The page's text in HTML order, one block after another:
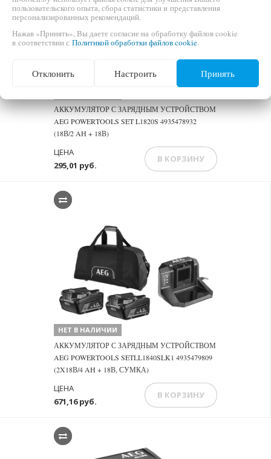
АККУМУЛЯТОР С ЗАРЯДНЫМ УСТРОЙСТВОМ
AEG POWERTOOLS SET L1820S 4935478932
(18В/2 AH + 18В)
295,01 руб.
ЦЕНА
В КОРЗИНУ
НЕТ В НАЛИЧИИ
АККУМУЛЯТОР С ЗАРЯДНЫМ УСТРОЙСТВОМ
AEG POWERTOOLS SETLL1840SLK1 4935479809
(2X18В/4 AH + 18В, СУМКА)
671,16 руб.
ЦЕНА
В КОРЗИНУ
пользовательского опыта, сбора статистики и представления
персонализированных рекомендаций.
Нажав «Принять», Вы даете согласие на обработку файлов cookie
в соответствии с Политикой обработки файлов cookie.
Отклонить Настроить Принять